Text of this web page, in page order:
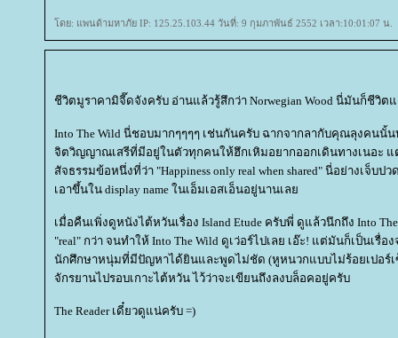
ดย: แพนด้ามหาภัย IP: 125.25.103.44 วันที่: 9 กุมภาพันธ์ 2552 เวลา:10:01:07 น.
ชีวิตมูราคามิจี๊ดจังครับ อ่านแล้วรู้สึกว่า Norwegian Wood นี่มันก็ชีวิต
Into The Wild นี่ชอบมากๆๆๆๆ เช่นกันครับ ฉากจากลากับคุณลุงคน
จิตวิญญาณเสรีที่มีอยู่ในตัวทุกคนให้ฮึกเหิมอยากออกเดินทางเนอะ
สัจธรรมข้อหนึ่งที่ว่า "Happiness only real when shared" นี่อย่างเจ็บ
เอาขึ้นใน display name ในเอ็มเอสเอ็นอยู่นานเล
เมื่อคืนเพิ่งดูหนังไต้หวันเรื่อง Island Etude ครับพี่ ดูแล้วนึกถึง Into
"real" กว่า จนทำให้ Into The Wild ดูเว่อร์ไปเลย เอ๊ะ! แต่มันก็เป็นเรื่อ
นักศึกษาหนุ่มที่มีปัญหาได้ยินและพูดไม่ชัด (หูหนวกแบบไม่ร้อยเปอร์
จักรยานไปรอบเกาะไต้หวัน ไว้ว่าจะเขียนถึงลงบล็อคอยู่ครับ
The Reader เดี๋ยวดูแน่ครับ =)